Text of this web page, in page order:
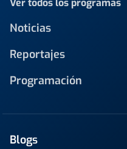
Ver todos los programas
Noticias
Reportajes
Programación
Blogs